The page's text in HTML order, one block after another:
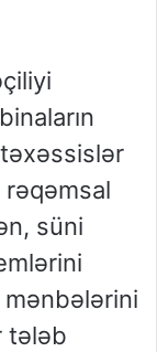
süni
tələb